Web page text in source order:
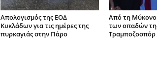
Απολογισμός της ΕΟΔ
Κυκλάδων για τις ημέρες της
πυρκαγιάς στην Πάρο
Από τη Μύκονο
των οπαδών
Τραμποζοσπόρ